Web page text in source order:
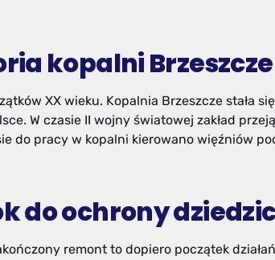
kopalni Brzeszcze
XX wieku. Kopalnia Brzeszcze stała
W czasie II wojny światowej zakład
do pracy w kopalni kierowano więźniów
do ochrony
remont to dopiero początek